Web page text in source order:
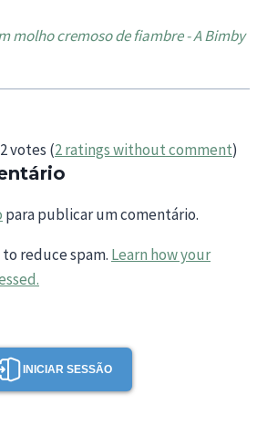
molho cremoso de fiambre - A Bimby
votes (2 ratings without comment)
para publicar um comentário.
reduce spam. Learn how your
INICIAR SESSÃO